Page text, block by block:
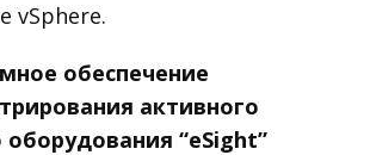
vSphere.
обеспечение
активного
оборудования “eSight”